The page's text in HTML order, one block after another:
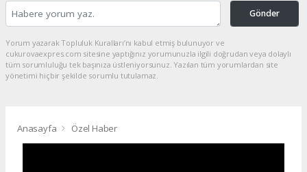
Gönder
Yorum yazarak Topluluk Kuralları’nı kabul etmiş bulunuyor ve
cukurovaexpres.com sitesine yaptığınız yorumunuzla ilgili doğrudan veya dolaylı
tüm sorumluluğu tek başınıza üstleniyorsunuz. Yazılan tüm yorumlardan site
yönetimi hiçbir şekilde sorumlu tutulamaz.
Anasayfa Özel Haber